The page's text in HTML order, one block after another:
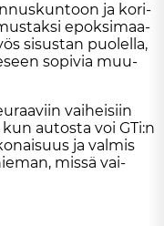
ja ko­ri­
epok­si­maa­
si­sus­tan puo­lel­la,
so­pi­via muu­
vai­hei­siin
au­tos­ta voi GTi:n
ja val­mis
mis­sä vai­